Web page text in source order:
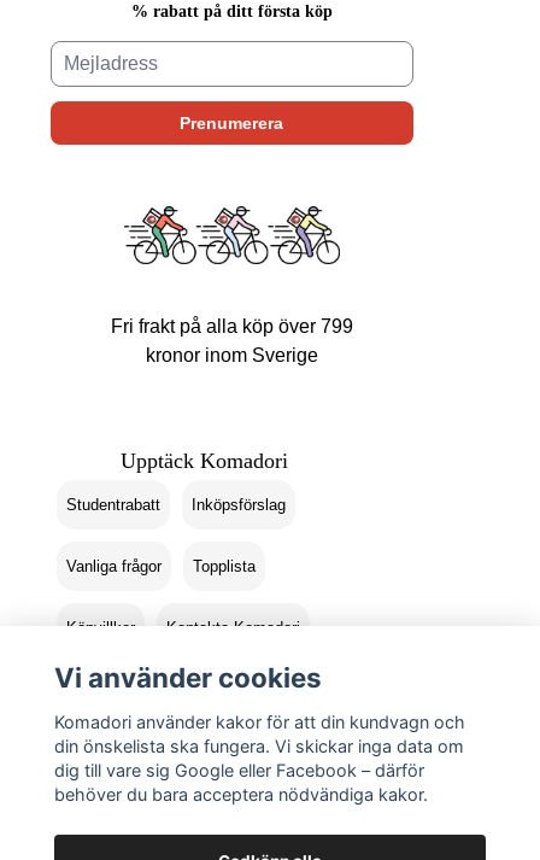
% rabatt på ditt första köp
Fri frakt på alla köp över 799
kronor inom Sverige
Upptäck Komadori
Studentrabatt Inköpsförslag
Vanliga frågor Topplista
Köpvillkor Kontakta Komadori
Logga in Returer
Vi använder cookies
Komadori använder kakor för att din kundvagn och
din önskelista ska fungera. Vi skickar inga data om
dig till vare sig Google eller Facebook – därför
behöver du bara acceptera nödvändiga kakor.